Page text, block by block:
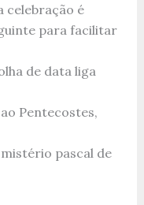
celebração é
para facilitar
de data liga
Pentecostes,
pascal de